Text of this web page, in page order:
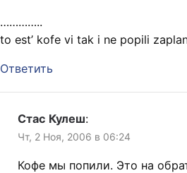
…………..
to est’ kofe vi tak i ne popili
Ответить
Стас Кулеш:
Чт, 2 Ноя, 2006 в 06:24
Кофе мы попили. Это на